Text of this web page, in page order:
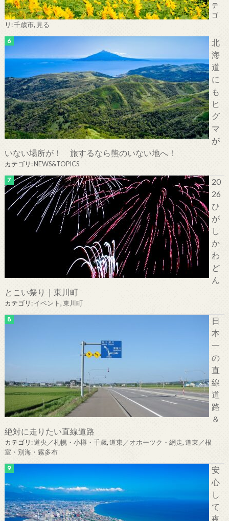
テ
ゴ
リ:千歳市, 見る
北
海
道
に
も
ヒ
グ
マ
が
いない場所が！ 旅するなら熊のいない地へ！
カテゴリ:NEWS&TOPICS
20
26
ひ
が
し
か
わ
ど
ん
とこい祭り｜東川町
カテゴリ:イベント,東川町
日
本
一
の
直
線
道
路
＆
絶対に走りたい直線道路
カテゴリ:道央／札幌・小樽・千歳,道東／オホーツク・網走,道東／根
室・別海・霧多布
安
心
し
て
夜